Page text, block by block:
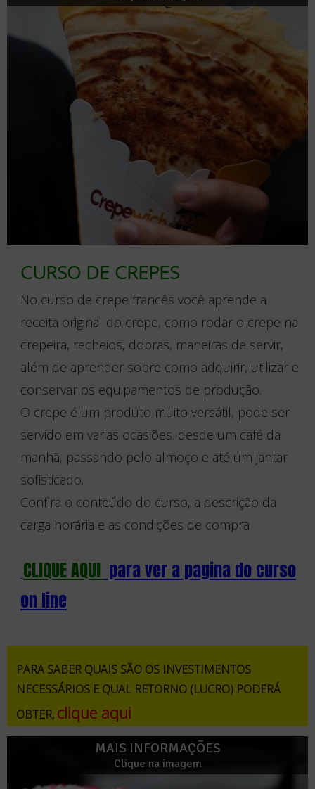
CURSO DE CREPES
No curso de crepe francês você aprende a
receita original do crepe, como rodar o crepe na
crepeira, recheios, dobras, maneiras de servir,
além de aprender sobre como adquirir, utilizar e
conservar os equipamentos de produção.
O crepe é um produto muito versátil, pode ser
servido em varias ocasiões. desde um café da
manhã, passando pelo almoço e até um jantar
sofisticado.
Confira o conteúdo do curso, a descrição da
carga horária e as condições de compra
CLIQUE AQUI para ver a pagina do curso
on line
PARA SABER QUAIS SÃO OS INVESTIMENTOS
NECESSÁRIOS E QUAL RETORNO (LUCRO) PODERÁ
OBTER, clique aqui
MAIS INFORMAÇÕES
Clique na imagem